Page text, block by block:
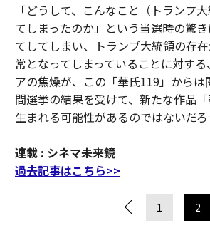
「どうして、こんなこと（トランプ
てしまったのか」という当選時の驚
てしてしまい、トランプ大統領の存
常となってしまっていることに対す
アの焦燥が、この「華氏119」からは
間選挙の結果を受けて、新たな作品「
生まれる可能性があるのではないだろ
連載 : シネマ未来鏡
過去記事はこちら>>
1 2